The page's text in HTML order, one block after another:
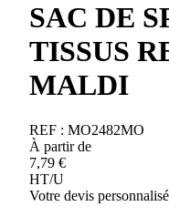
SAC DE
TISSUS
MALDI
REF : MO2482MO
À partir de
7,79 €
HT/U
Votre devis personnalisé